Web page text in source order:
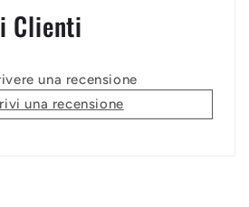
Clienti
una recensione
una recensione